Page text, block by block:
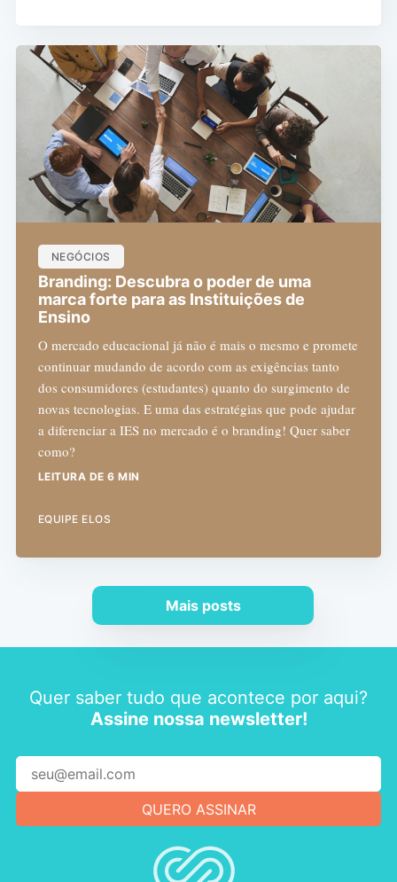
NEGÓCIOS
Branding: Descubra o poder de uma
marca forte para as Instituições de
Ensino
O mercado educacional já não é mais o mesmo e promete
continuar mudando de acordo com as exigências tanto
dos consumidores (estudantes) quanto do surgimento de
novas tecnologias. E uma das estratégias que pode ajudar
a diferenciar a IES no mercado é o branding! Quer saber
como?
LEITURA DE 6 MIN
EQUIPE ELOS
Mais posts
Quer saber tudo que acontece por aqui?
Assine nossa newsletter!